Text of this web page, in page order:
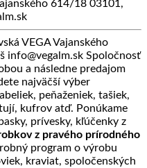
614/18 03101,
VEGA Vajanského
Spoločnosť
a následne predajom
najväčší výber
peňaženiek, tašiek,
kufrov atď. Ponúkame
prívesky, kľúčenky z
z pravého prírodného
program o výrobu
kraviat, spoločenských